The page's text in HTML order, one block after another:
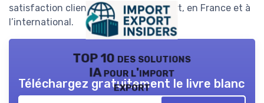
satisfaction client dans l’import export, en France et à
l’international.
TOP 10 des solutions
IA pour l'import
export
Téléchargez gratuitement le livre blanc